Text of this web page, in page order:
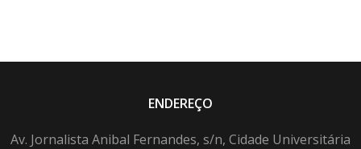
ENDEREÇO
Av. Jornalista Anibal Fernandes, s/n, Cidade Universitária